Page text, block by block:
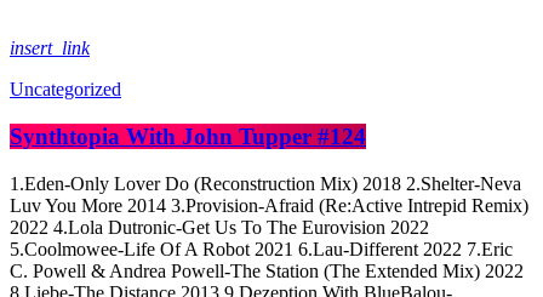
insert_link
Uncategorized
Synthtopia With John Tupper #124
1.Eden-Only Lover Do (Reconstruction Mix) 2018 2.Shelter-Neva
Luv You More 2014 3.Provision-Afraid (Re:Active Intrepid Remix)
2022 4.Lola Dutronic-Get Us To The Eurovision 2022
5.Coolmowee-Life Of A Robot 2021 6.Lau-Different 2022 7.Eric
C. Powell & Andrea Powell-The Station (The Extended Mix) 2022
8.Liebe-The Distance 2013 9.Dezeption With BlueBalou-